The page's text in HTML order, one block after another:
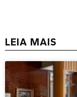
LEIA MAIS